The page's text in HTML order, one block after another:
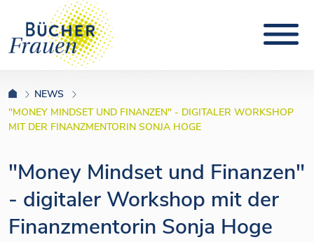
NEWS
"MONEY MINDSET UND FINANZEN" - DIGITALER WORKSHOP
MIT DER FINANZMENTORIN SONJA HOGE
"Money Mindset und Finanzen"
- digitaler Workshop mit der
Finanzmentorin Sonja Hoge